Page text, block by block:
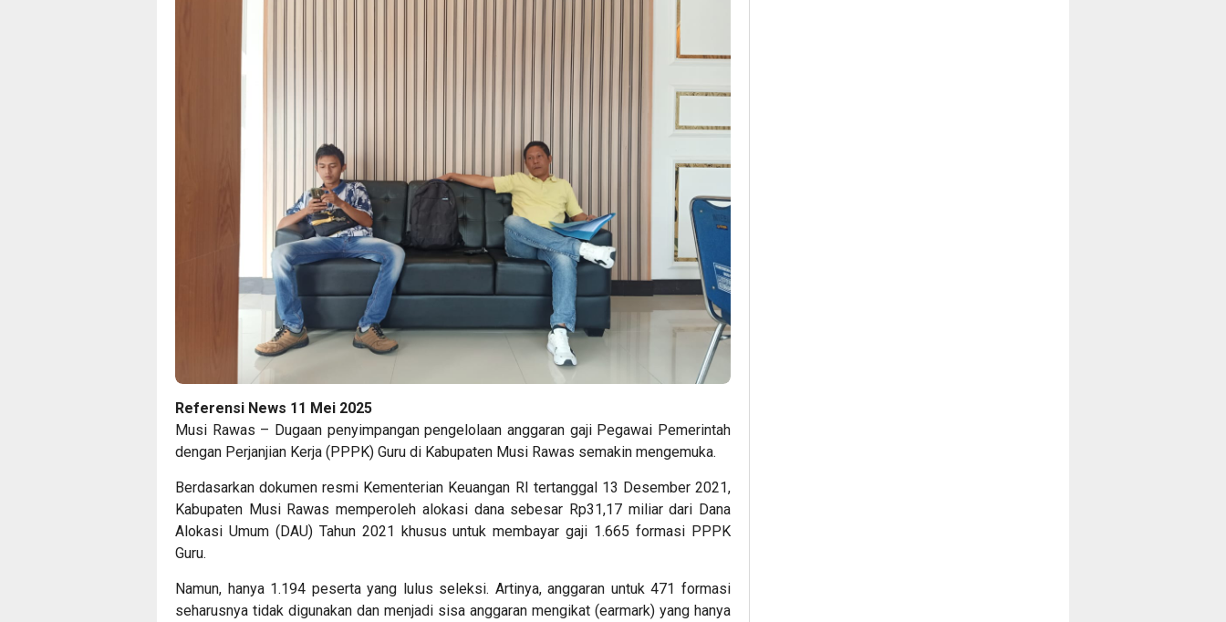
Referensi News 11 Mei 2025
Musi Rawas – Dugaan penyimpangan pengelolaan anggaran gaji Pegawai Pemerintah
dengan Perjanjian Kerja (PPPK) Guru di Kabupaten Musi Rawas semakin mengemuka.
Berdasarkan dokumen resmi Kementerian Keuangan RI tertanggal 13 Desember 2021,
Kabupaten Musi Rawas memperoleh alokasi dana sebesar Rp31,17 miliar dari Dana
Alokasi Umum (DAU) Tahun 2021 khusus untuk membayar gaji 1.665 formasi PPPK
Guru.
Namun, hanya 1.194 peserta yang lulus seleksi. Artinya, anggaran untuk 471 formasi
seharusnya tidak digunakan dan menjadi sisa anggaran mengikat (earmark) yang hanya